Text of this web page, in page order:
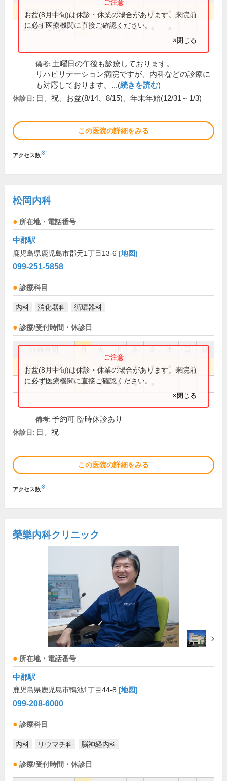
8:30～12:00 ● ● ● ● ●
13:30～17:00 ● ● ● ●
お盆(8月中旬)は休診・休業の場合があります。来院前
に必ず医療機関に直接ご確認ください。
×閉じる
備考: 土曜日の午後も診療しております。
リハビリテーション病院ですが、内科などの診療に
も対応しております。...(続きを読む)
休診日: 日、祝、お盆(8/14、8/15)、年末年始(12/31～1/3)
この医院の詳細をみる
アクセス数※
松岡内科
所在地・電話番号
中郡駅
鹿児島県鹿児島市郡元1丁目13-6 [地図]
099-251-5858
診療科目
内科 消化器科 循環器科
診療/受付時間・休診日
祝
9:00～12:30 ● ● ● ● ●
14:00～18:00 ● ● ● ●
お盆(8月中旬)は休診・休業の場合があります。来院前
に必ず医療機関に直接ご確認ください。
×閉じる
備考: 予約可 臨時休診あり
休診日: 日、祝
この医院の詳細をみる
アクセス数※
榮樂内科クリニック
所在地・電話番号
中郡駅
鹿児島県鹿児島市鴨池1丁目44-8 [地図]
099-208-6000
診療科目
内科 リウマチ科 脳神経内科
診療/受付時間・休診日